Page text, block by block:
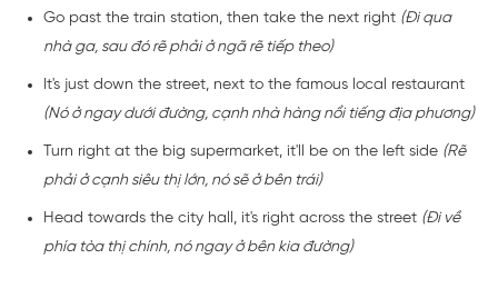
Go past the train station, then take the next right (Đi qua
nhà ga, sau đó rẽ phải ở ngã rẽ tiếp theo)
It's just down the street, next to the famous local restaurant
(Nó ở ngay dưới đường, cạnh nhà hàng nổi tiếng địa phương)
Turn right at the big supermarket, it'll be on the left side (Rẽ
phải ở cạnh siêu thị lớn, nó sẽ ở bên trái)
Head towards the city hall, it's right across the street (Đi về
phía tòa thị chính, nó ngay ở bên kia đường)